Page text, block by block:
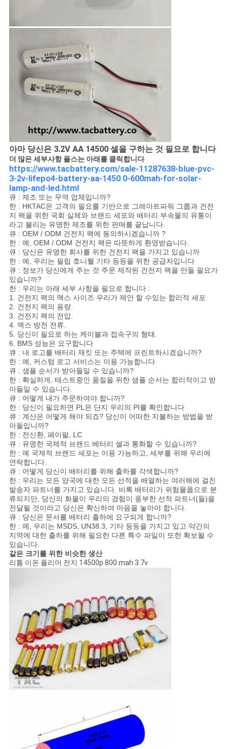
아마 당신은 3.2V AA 14500 셀을 구하는 것 필요로 합니다
더 많은 세부사항 플스는 아래를 클릭합니다
https://www.tacbattery.com/sale-11287638-blue-pvc-
3-2v-lifepo4-battery-aa-1450 0-600mah-for-solar-
lamp-and-led.html
큐 : 제조 또는 무역 업체입니까?
한 : HKTAC은 고객의 필요를 기반으로 그레아트파워 그룹과 건전
지 팩을 위한 국회 실체와 브랜드 세포와 배터리 부속물의 유통이
라고 불리는 유명한 제조를 위한 판매를 끝납니다.
큐 : OEM / ODM 건전지 팩에 동의하시겠습니까 ?
한 : 예, OEM / ODM 건전지 팩은 따뜻하게 환영받습니다.
큐 : 당신은 유명한 회사를 위한 건전지 팩을 가지고 있습니까
한 : 예, 우리는 필립 호니웰 기타 등등을 위한 공급자입니다
큐 : 정보가 당신에게 주는 것 주문 제작된 건전지 팩을 만들 필요가
있습니까?
한 : 우리는 아래 세부 사항을 필요로 합니다 :
1. 건전지 팩의 맥스 사이즈 우리가 제안 할 수있는 합리적 세포
2. 건전지 팩의 용량.
3. 건전지 팩의 전압.
4. 맥스 방전 전류.
5. 당신이 필요로 하는 케이블과 접속구의 형태.
6. BMS 성능은 요구합니다
큐 : 내 로고를 배터리 재킷 또는 주택에 프린트하시겠습니까?
한 : 예, 커스텀 로고 서비스는 이용 가능합니다.
큐 : 샘플 순서가 받아들일 수 있습니까?
한 : 확실하게, 테스트중인 품질을 위한 샘플 순서는 합리적이고 받
아들일 수 있습니다.
큐 : 어떻게 내가 주문하여야 합니까?
한 : 당신이 필요하면 PL은 단지 우리의 PI를 확인합니다
큐 : 계산은 어떻게 해야 되죠? 당신이 어떠한 지불하는 방법을 받
아들입니까?
한 : 전신환, 페이팔, LC
큐 : 유명한 국제적 브랜드 베터리 셀과 통화할 수 있습니까?
한 : 예 국제적 브랜드 세포는 이용 가능하고, 세부를 위해 우리에
연락합니다.
큐 : 어떻게 당신이 배터리를 위해 출하를 각색합니까?
한 : 우리는 모든 양국에 대한 모든 선적을 배열하는 여러해에 걸친
발송자 파트너를 가지고 있습니다. 비록 배터리가 위험물품으로 분
류되지만, 당신의 화물이 우리의 경험이 풍부한 선적 파트너(들)을
전달될 것이라고 당신은 확신하여 마음을 놓아야 합니다.
큐 : 당신은 문서를 배터리 출하에 요구되게 합니까?
한 : 예, 우리는 MSDS, UN38.3, 기타 등등을 가지고 있고 약간의
지역에 대한 출하를 위해 필요한 다른 특수 파일이 또한 확보될 수
있습니다.
같은 크기를 위한 비슷한 생산
리튬 이온 폴리머 전지 14500p 800 mah 3.7v